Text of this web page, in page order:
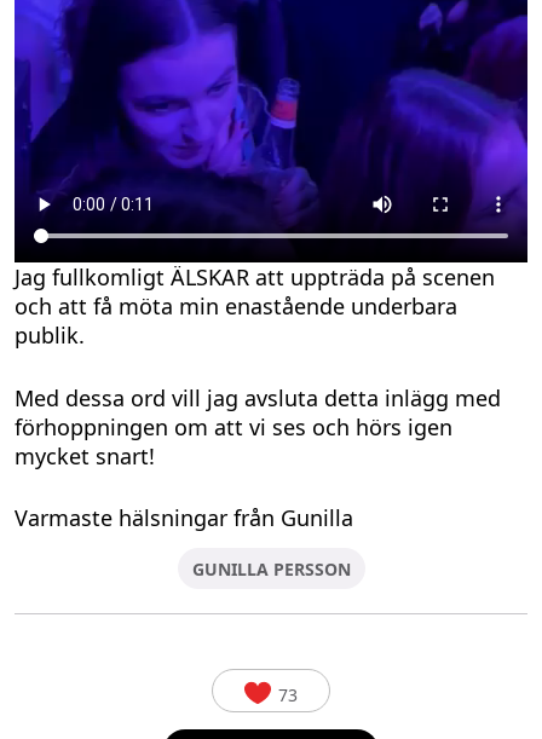
Jag fullkomligt ÄLSKAR att uppträda på scenen
och att få möta min enastående underbara
publik.
Med dessa ord vill jag avsluta detta inlägg med
förhoppningen om att vi ses och hörs igen
mycket snart!
Varmaste hälsningar från Gunilla
GUNILLA PERSSON
73